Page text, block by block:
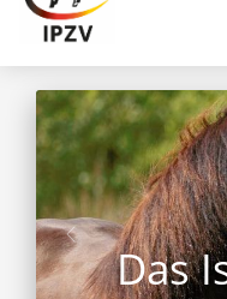
Das